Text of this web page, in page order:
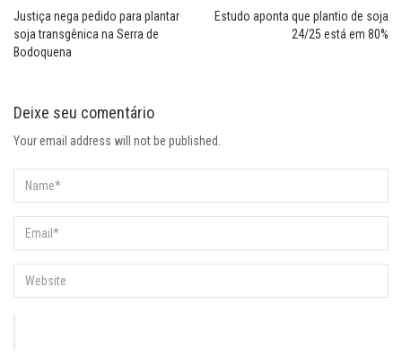
Justiça nega pedido para plantar
soja transgênica na Serra de
Bodoquena
Estudo aponta que plantio de soja
24/25 está em 80%
Deixe seu comentário
Your email address will not be published.